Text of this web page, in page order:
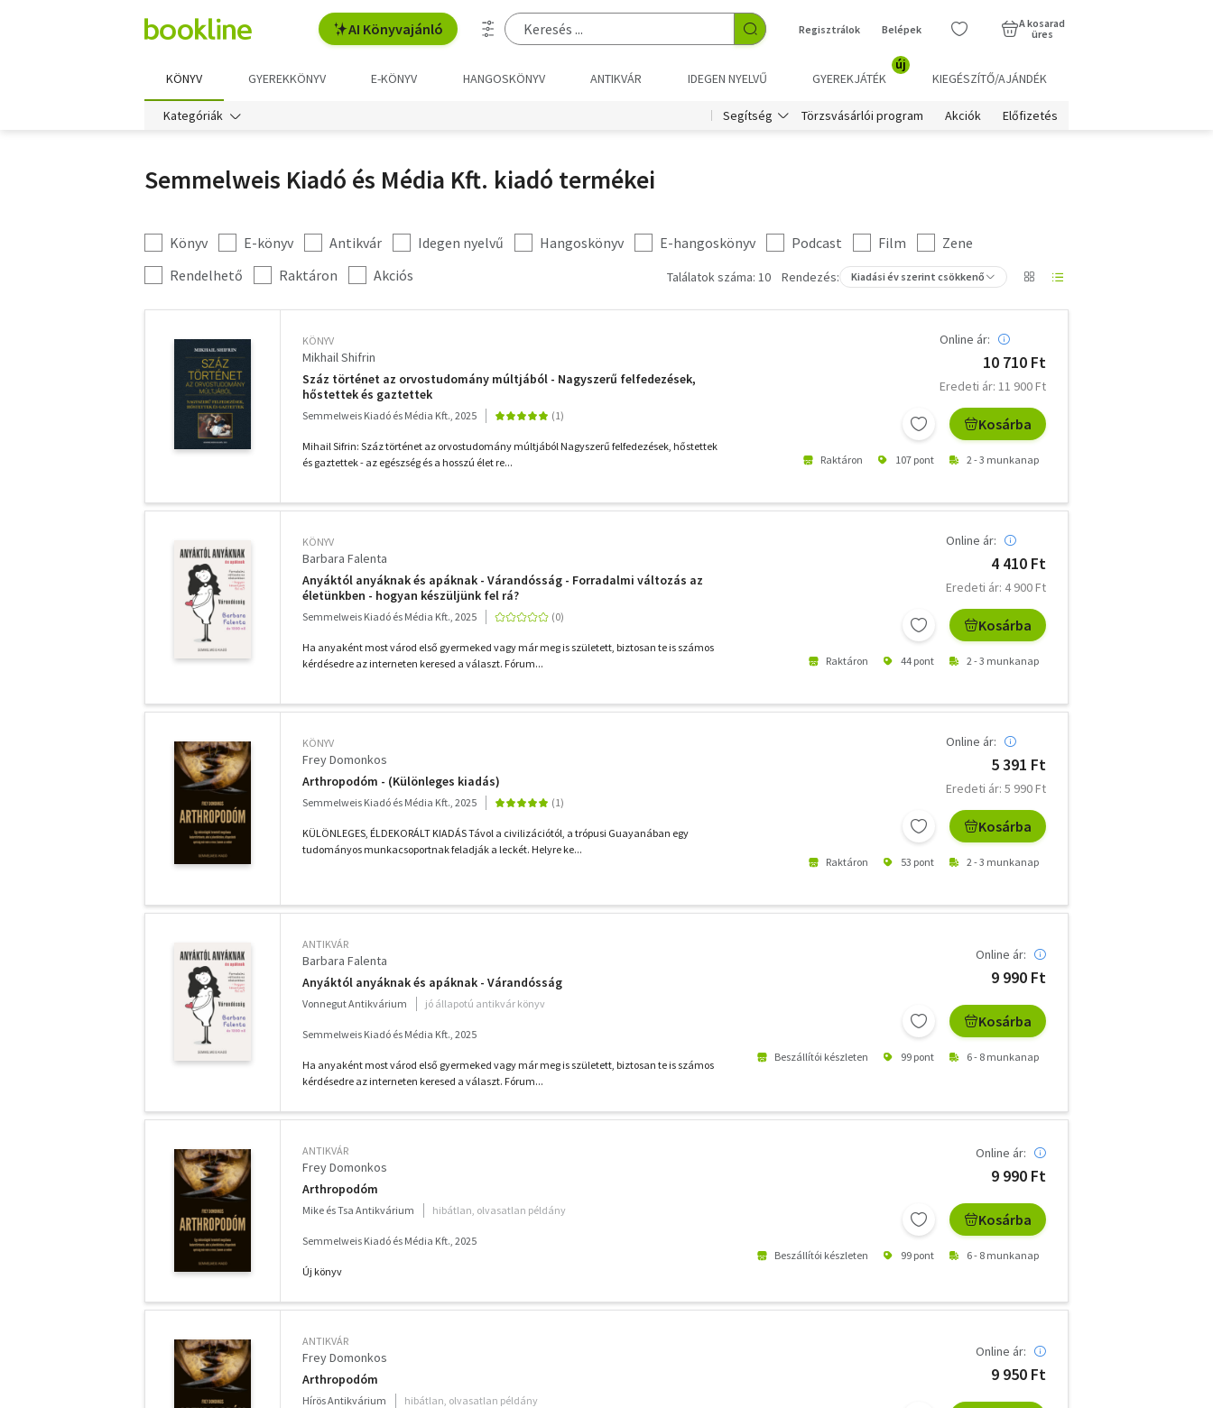
AI Könyvajánló Regisztrálok Belépek
A kosarad
üres
KÖNYV GYEREKKÖNYV E-KÖNYV HANGOSKÖNYV ANTIKVÁR IDEGEN NYELVŰ GYEREKJÁTÉK
új
KIEGÉSZÍTŐ/AJÁNDÉK
Kategóriák Segítség Törzsvásárlói program Akciók Előfizetés
Semmelweis Kiadó és Média Kft. kiadó termékei
Kategória
szűrés
Könyv E-könyv Antikvár Idegen nyelvű Hangoskönyv E-hangoskönyv Podcast Film
Zene
További
szűrők
Rendelhető Raktáron Akciós Találatok száma: 10 Rendezés: Kiadási év szerint csökkenő
KÖNYV
Mikhail Shifrin
Száz történet az orvostudomány múltjából - Nagyszerű felfedezések,
hőstettek és gaztettek
Semmelweis Kiadó és Média Kft., 2025
Mihail Sifrin: Száz történet az orvostudomány múltjából Nagyszerű felfedezések, hőstettek
és gaztettek - az egészség és a hosszú élet re...
Online ár:
10 710 Ft
Eredeti ár: 11 900 Ft
Kosárba
Raktáron 107 pont 2 - 3 munkanap
KÖNYV
Barbara Falenta
Anyáktól anyáknak és apáknak - Várandósság - Forradalmi változás az
életünkben - hogyan készüljünk fel rá?
Semmelweis Kiadó és Média Kft., 2025
Ha anyaként most várod első gyermeked vagy már meg is született, biztosan te is számos
kérdésedre az interneten keresed a választ. Fórum...
Online ár:
4 410 Ft
Eredeti ár: 4 900 Ft
Kosárba
Raktáron 44 pont 2 - 3 munkanap
KÖNYV
Frey Domonkos
Arthropodóm - (Különleges kiadás)
Semmelweis Kiadó és Média Kft., 2025
KÜLÖNLEGES, ÉLDEKORÁLT KIADÁS Távol a civilizációtól, a trópusi Guayanában egy
tudományos munkacsoportnak feladják a leckét. Helyre ke...
Online ár:
5 391 Ft
Eredeti ár: 5 990 Ft
Kosárba
Raktáron 53 pont 2 - 3 munkanap
ANTIKVÁR
Barbara Falenta
Anyáktól anyáknak és apáknak - Várandósság
Vonnegut Antikvárium jó állapotú antikvár könyv
Semmelweis Kiadó és Média Kft., 2025
Ha anyaként most várod első gyermeked vagy már meg is született, biztosan te is számos
kérdésedre az interneten keresed a választ. Fórum...
Online ár:
9 990 Ft
Kosárba
Beszállítói készleten 99 pont 6 - 8 munkanap
ANTIKVÁR
Frey Domonkos
Arthropodóm
Mike és Tsa Antikvárium hibátlan, olvasatlan példány
Semmelweis Kiadó és Média Kft., 2025
Új könyv
Online ár:
9 990 Ft
Kosárba
Beszállítói készleten 99 pont 6 - 8 munkanap
ANTIKVÁR
Frey Domonkos
Arthropodóm
Hírös Antikvárium hibátlan, olvasatlan példány
Online ár:
9 950 Ft